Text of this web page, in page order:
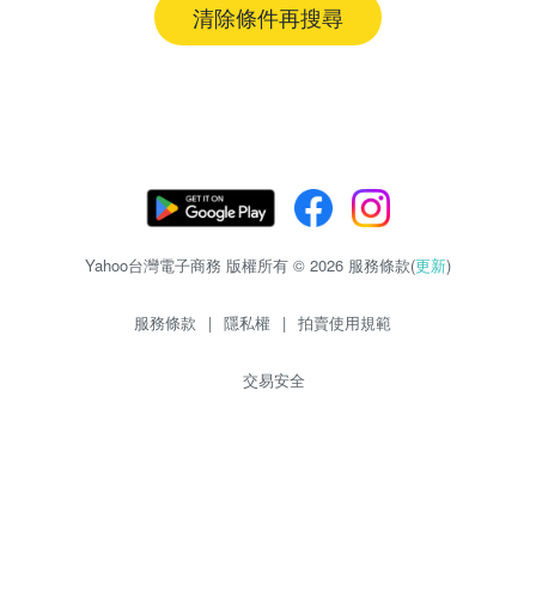
清除條件再搜尋
Yahoo台灣電子商務 版權所有 © 2026 服務條款(更新)
服務條款 | 隱私權 | 拍賣使用規範
交易安全